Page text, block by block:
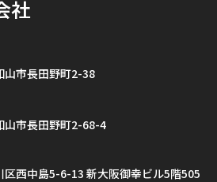
社
市長田野町2-38
市長田野町2-68-4
西中島5-6-13 新大阪御幸ビル5階505